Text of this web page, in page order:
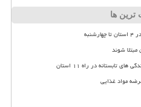
ترین ها
شوند
مواد غذایی